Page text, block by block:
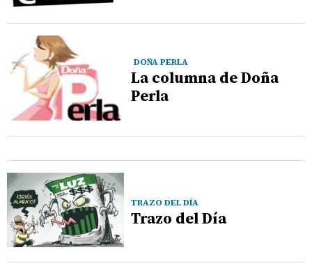
DOÑA PERLA
La columna de Doña
Perla
TRAZO DEL DÍA
Trazo del Día